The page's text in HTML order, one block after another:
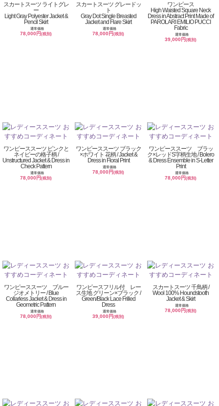
スカートスーツ ライトグレ
ー
Light Gray Polyester Jacket &
Pencil Skirt
通常価格
78,000円(税別)
スカートスーツ グレードッ
ト
Gray Dot Single Breasted
Jacket and Flare Skirt
通常価格
78,000円(税別)
ワンピース
High Waisted Square Neck
Dress in Abstract Print Made of
PAROLARI EMILIO PUCCI
Fabric
通常価格
39,000円(税別)
ワンピーススーツ ピンクと
ネイビーの格子柄 /
Unstructured Jacket & Dress in
Check Pattern
通常価格
78,000円(税別)
ワンピーススーツ ブラック
×ホワイト 花柄 / Jacket &
Dress in Floral Print
通常価格
78,000円(税別)
ワンピーススーツ ブラッ
ク×レッドS字柄生地 / Bolero
& Dress Ensemble in S-Letter
Print
通常価格
78,000円(税別)
ワンピーススーツ ブルー
ジオメトリー / Blue
Collarless Jacket & Dress in
Geometric Pattern
通常価格
78,000円(税別)
ワンピースフリル付 レー
ス生地 グリーン×ブラック /
Green/Black Lace Frilled
Dress
通常価格
39,000円(税別)
スカートスーツ 千鳥柄 /
Wool 100% Houndstooth
Jacket & Skirt
通常価格
78,000円(税別)